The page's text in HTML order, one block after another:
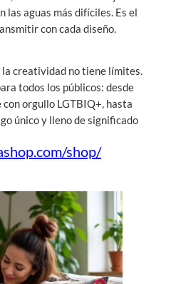
las aguas más difíciles. Es el
con cada diseño.
la creatividad no tiene límites.
todos los públicos: desde
orgullo LGTBIQ+, hasta
único y lleno de significado
shop/